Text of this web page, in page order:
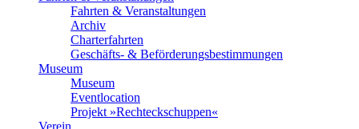
Fahrten & Veranstaltungen
Archiv
Charterfahrten
Geschäfts- & Beförderungsbestimmungen
Museum
Museum
Eventlocation
Projekt »Rechteckschuppen«
Verein